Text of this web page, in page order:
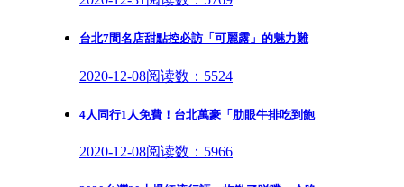
台北7間名店甜點控必訪「可麗露」的魅力難
2020-12-08阅读数：5524
4人同行1人免費！台北萬豪「肋眼牛排吃到飽
2020-12-08阅读数：5966